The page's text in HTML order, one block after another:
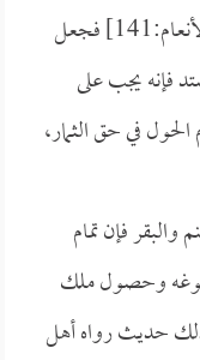
[الأنعام:141] فجعل
فإنه يجب على
في حق الثمار،
فإن تمام
وحصول ملك
حديث رواه أهل